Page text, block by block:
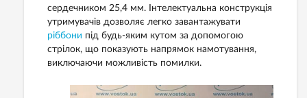
сердечником 25,4 мм. Інтелектуальна конструкція
утримувачів дозволяє легко завантажувати
ріббони під будь-яким кутом за допомогою
стрілок, що показують напрямок намотування,
виключаючи можливість помилки.